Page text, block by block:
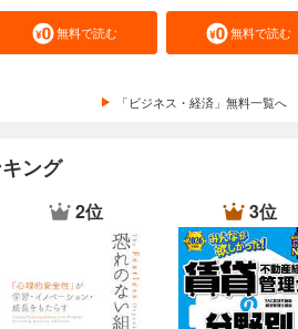
無料で読む 無料で読む
「ビジネス・経済」無料一覧へ
ング
2位 3位